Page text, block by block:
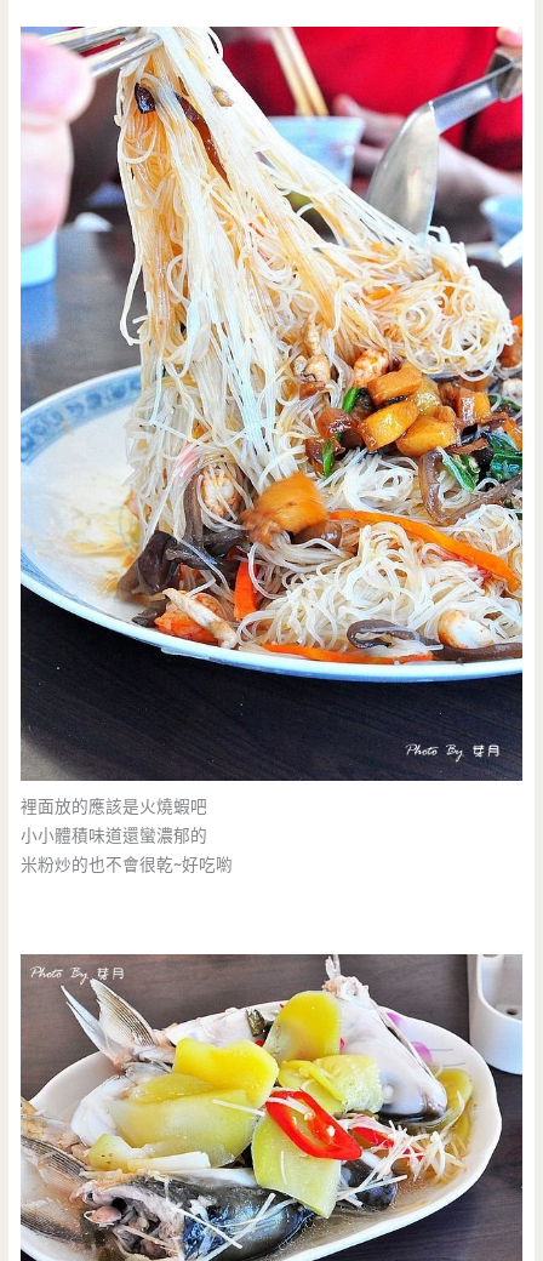
裡面放的應該是火燒蝦吧
小小體積味道還蠻濃郁的
米粉炒的也不會很乾~好吃喲